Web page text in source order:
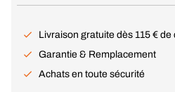
Livraison gratuite dès 115 €
Garantie & Remplacement
Achats en toute sécurité